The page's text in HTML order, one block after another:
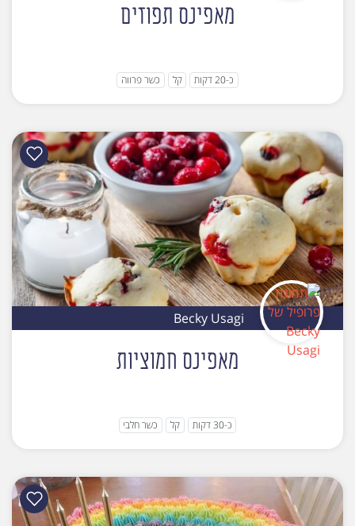
מאפינס תפוזים
כ-20 דקות קל כשר פרווה
Becky Usagi
מאפינס חמוציות
כ-30 דקות קל כשר חלבי